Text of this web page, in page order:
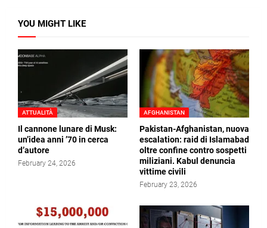
YOU MIGHT LIKE
ATTUALITÀ
Il cannone lunare di Musk:
un’idea anni ’70 in cerca
d’autore
February 24, 2026
AFGHANISTAN
Pakistan-Afghanistan, nuova
escalation: raid di Islamabad
oltre confine contro sospetti
miliziani. Kabul denuncia
vittime civili
February 23, 2026